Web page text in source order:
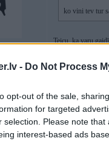
- Do Not Process
opt-out of the sale,
for targeted
selection. Please note
interest-based ads
ko vini tev tur
Teicu, ka varu
nokrāso un vēl
divām nedēļām
žūst, tūlīt laku liks,
kapotu nejēdza
formas utt., stāv
bļadj, kapotu.. pie
nebija.
pilnīgi zem